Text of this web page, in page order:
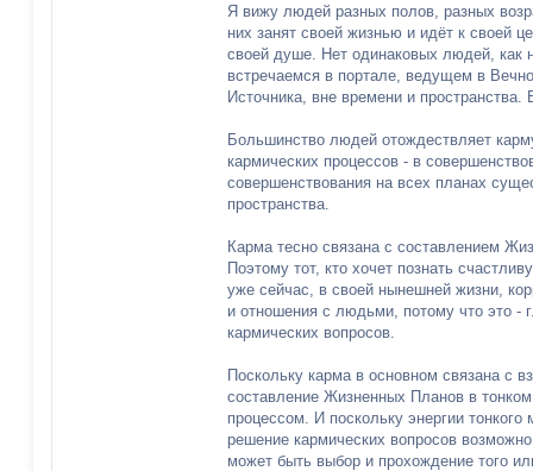
н
и
Я вижу людей разных полов, разных
них занят своей жизнью и идёт к своей
своей душе. Нет одинаковых людей, как
встречаемся в портале, ведущем в
Источника, вне времени и
Большинство людей отождествляет
кармических процессов - в
совершенствования на всех планах
пространства.
Карма тесно связана с составлением
Поэтому тот, кто хочет познать
уже сейчас, в своей нынешней жизни,
и отношения с людьми, потому что это -
кармических вопросов.
Поскольку карма в основном связана с
составление Жизненных Планов в
процессом. И поскольку энергии
решение кармических вопросов
может быть выбор и прохождение того